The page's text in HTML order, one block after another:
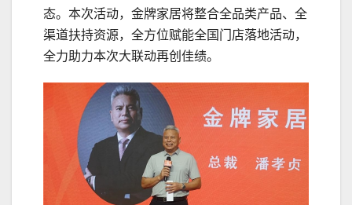
态。本次活动，金牌家居将整合全品类产品、全
渠道扶持资源，全方位赋能全国门店落地活动，
全力助力本次大联动再创佳绩。